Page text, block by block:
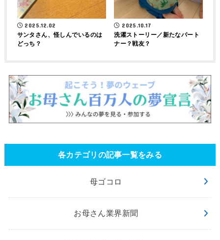
2025.12.02
サンタさん、怪しんでいるのは
どっち？
2025.10.17
洗濯ストーリー／新たなパート
ナー？戦友？
各カテゴリの記事一覧をみる
母ゴコロ
お母さん業界新聞